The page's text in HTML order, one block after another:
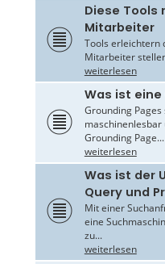
Diese Tools
Mitarbeiter
Tools erleichtern
Mitarbeiter
weiterlesen
Was ist eine
Grounding
Grounding Page...
weiterlesen
Was ist der
Query und
Mit einer
eine
zu...
weiterlesen